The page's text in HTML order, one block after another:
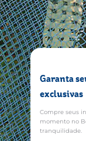
Garanta
exclusivas
Compre seus
momento no
tranquilidade.